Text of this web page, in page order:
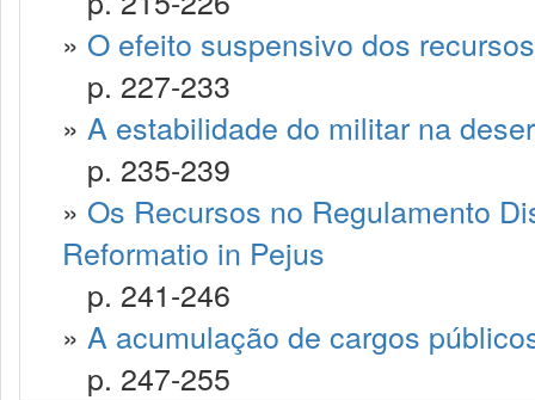
» O efeito suspensivo dos
p. 227-233
» A estabilidade do militar na
p. 235-239
» Os Recursos no Regulamento
Reformatio in Pejus
p. 241-246
» A acumulação de cargos
p. 247-255